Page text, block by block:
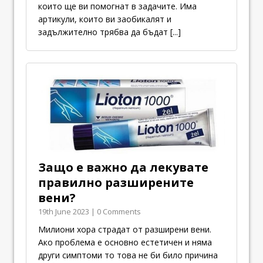
които ще ви помогнат в задачите. Има
артикули, които ви заобикалят и
задължително трябва да бъдат [...]
Защо е важно да лекувате
правилно разширените
вени?
19th June 2023 | 0 Comments
Милиони хора страдат от разширени вени.
Ако проблема е основно естетичен и няма
други симптоми то това не би било причина